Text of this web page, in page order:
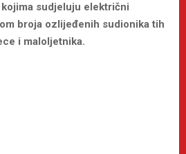
sudjeluju električni
broja ozlijeđenih sudionika tih
i maloljetnika.